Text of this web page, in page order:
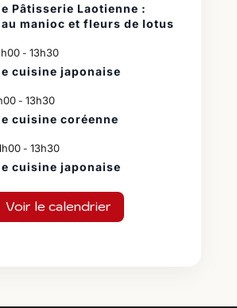
Pâtisserie Laotienne :
manioc et fleurs de lotus
- 13h30
cuisine japonaise
- 13h30
cuisine coréenne
- 13h30
cuisine japonaise
Voir le calendrier